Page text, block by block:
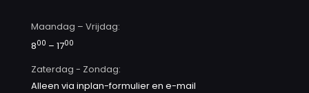
Maandag – Vrijdag:
800 – 1700
Zaterdag - Zondag:
Alleen via inplan-formulier en e-mail